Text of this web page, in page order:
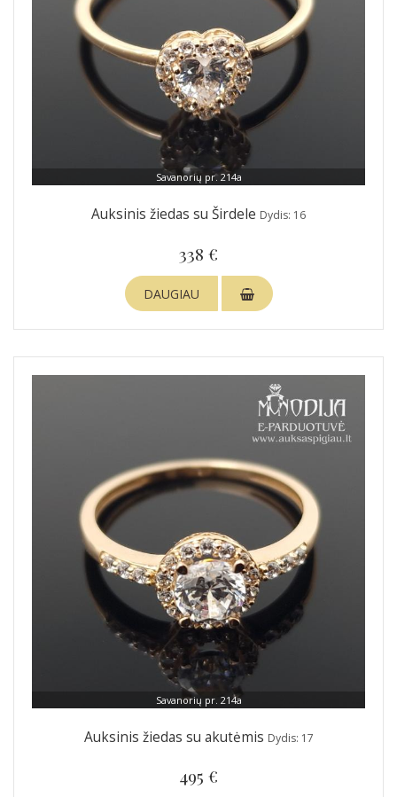
Savanorių pr. 214a
Auksinis žiedas su Širdele Dydis: 16
338 €
DAUGIAU
Savanorių pr. 214a
Auksinis žiedas su akutėmis Dydis: 17
495 €